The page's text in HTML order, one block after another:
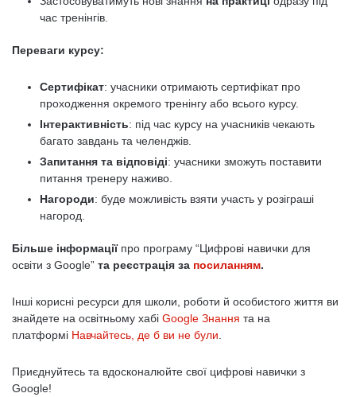
час тренінгів.
Переваги курсу:
Сертифікат: учасники отримають сертифікат про
проходження окремого тренінгу або всього курсу.
Інтерактивність: під час курсу на учасників чекають
багато завдань та челенджів.
Запитання та відповіді: учасники зможуть поставити
питання тренеру наживо.
Нагороди: буде можливість взяти участь у розіграші
нагород.
Більше інформації про програму “Цифрові навички для
освіти з Google” та реєстрація за посиланням.
Інші корисні ресурси для школи, роботи й особистого життя ви
знайдете на освітньому хабі Google Знання та на
платформі Навчайтесь, де б ви не були
Приєднуйтесь та вдосконалюйте свої цифрові навички з
Google!